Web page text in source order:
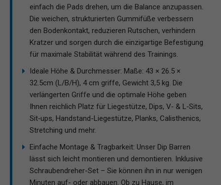
einfach die Pads drehen, um die Balance anzupassen.
Die weichen, strukturierten Gummifüße verbessern
den Bodenkontakt, reduzieren Rutschen, verhindern
Kratzer und sorgen durch die einzigartige Befestigung
für maximale Stabilität während des Trainings.
Ideale Höhe & Durchmesser: Maße: 43 × 26.5 ×
32.5cm (L/B/H), 4 cm griffe, Gewicht 3,5 kg. Die
verlängerten Griffe und die optimale Höhe geben
Ihnen reichlich Platz für Liegestütze, Dips, V‑ & L‑Sits,
Sit‑ups, Handstand-Liegestütze, Planks, Calisthenics,
Stretching und mehr.
Einfache Montage & Tragbarkeit: Unser Dip Barren
lässt sich leicht montieren und demontieren. Inklusive
Schraubendreher-Set – Sie können ihn in nur wenigen
Minuten auf- oder abbauen. Ob zu Hause, im